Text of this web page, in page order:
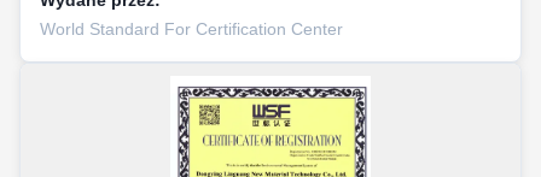
World Standard For Certification Center